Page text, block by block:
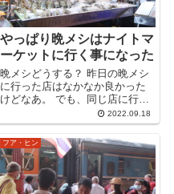
やっぱり晩メシはナイトマ
ーケットに行く事になった
晩メシどうする？ 昨日の晩メシ
に行った店はなかなか良かった
けどなあ。 でも、同じ店に行く
のも芸がない。ということで、
ナイトマーケットで食べる事に
した。 どんだけナイトマーケッ
トが好きなんだ。どこに行って
も、まず探...
2022.09.18
フア・ヒン